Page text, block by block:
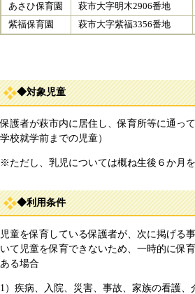
あさひ保育園
萩市大字明木2906番地
紫福保育園
萩市大字紫福3356番地
◆対象児童
保護者が萩市内に居住し、保育所等に通っ
学校就学前までの児童）
※ただし、乳児については概ね生後６か月を
◆利用条件
児童を保育している保護者が、次に掲げる
いて児童を保育できないため、一時的に保
ある場合
1）疾病、入院、災害、事故、家族の看護、